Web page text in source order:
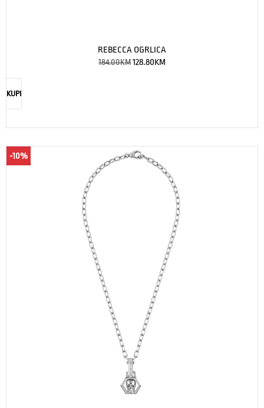
REBECCA OGRLICA
184.00KM128.80KM
KUPI
-10%